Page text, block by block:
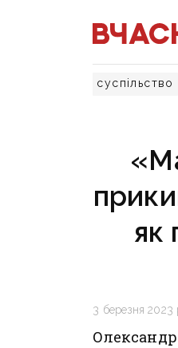
суспільство
як
3 березня 2023